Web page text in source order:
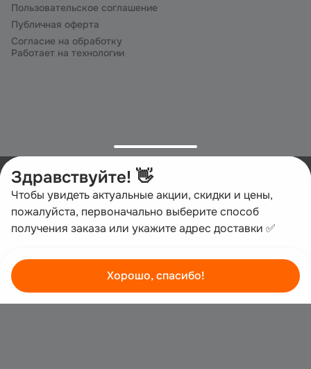
Пользовательское соглашение
Публичная оферта
Согласие на обработку
Работает на технологии
Здравствуйте! 👋
Чтобы увидеть актуальные акции, скидки и цены,
пожалуйста, первоначально выберите способ
получения заказа или укажите адрес доставки ✅
Хорошо, спасибо!